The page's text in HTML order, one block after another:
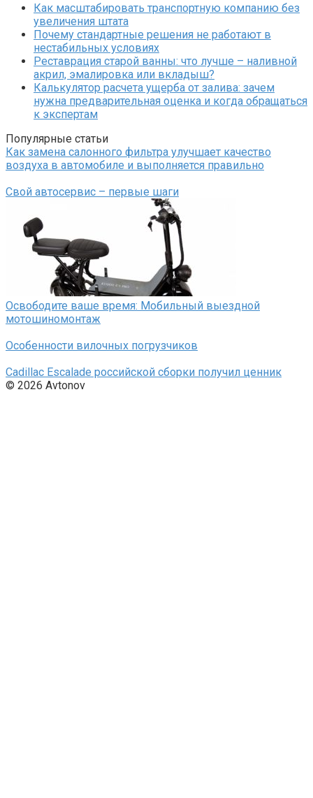
Как масштабировать транспортную компанию без
увеличения штата
Почему стандартные решения не работают в
нестабильных условиях
Реставрация старой ванны: что лучше – наливной
акрил, эмалировка или вкладыш?
Калькулятор расчета ущерба от залива: зачем
нужна предварительная оценка и когда обращаться
к экспертам
Популярные статьи
Как замена салонного фильтра улучшает качество
воздуха в автомобиле и выполняется правильно
Свой автосервис – первые шаги
Освободите ваше время: Мобильный выездной
мотошиномонтаж
Особенности вилочных погрузчиков
Cadillac Escalade российской сборки получил ценник
© 2026 Avtonov